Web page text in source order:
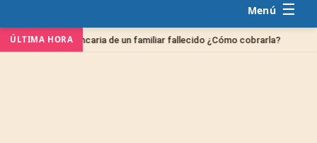
☰
ÚLTIMA HORA
Cuenta bancaria de un familiar fallecido ¿Cómo cobrarla?